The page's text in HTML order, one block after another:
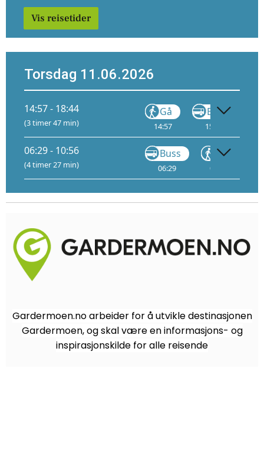
Vis reisetider
Torsdag 11.06.2026
14:57 - 18:44
(3 timer 47 min)
Gå
14:57
Buss
15:29
06:29 - 10:56
(4 timer 27 min)
Buss
06:29
Gå
07:45
Gardermoen.no arbeider for å utvikle destinasjonen
Gardermoen, og skal være en informasjons- og
inspirasjonskilde for alle reisende